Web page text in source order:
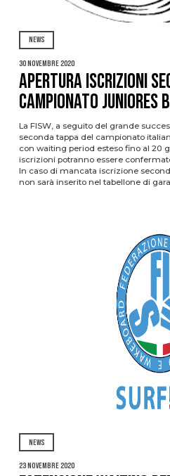
NEWS
30 Novembre 2020
Apertura iscrizioni
campionato Juniores
La FISW, a seguito del grande
seconda tappa del campionato
con waiting period esteso fino al 20
iscrizioni potranno essere
In caso di mancata iscrizione
non sarà inserito nel tabellone di
NEWS
23 Novembre 2020